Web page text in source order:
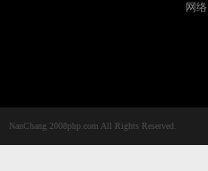
网络
NanChang 2008php.com All Rights Reserved.